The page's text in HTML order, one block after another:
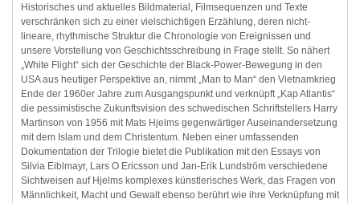
Historisches und aktuelles Bildmaterial, Filmsequenzen und Texte
verschränken sich zu einer vielschichtigen Erzählung, deren nicht-
lineare, rhythmische Struktur die Chronologie von Ereignissen und
unsere Vorstellung von Geschichtsschreibung in Frage stellt. So nähert
„White Flight“ sich der Geschichte der Black-Power-Bewegung in den
USA aus heutiger Perspektive an, nimmt „Man to Man“ den Vietnamkrieg
Ende der 1960er Jahre zum Ausgangspunkt und verknüpft „Kap Atlantis“
die pessimistische Zukunftsvision des schwedischen Schriftstellers Harry
Martinson von 1956 mit Mats Hjelms gegenwärtiger Auseinandersetzung
mit dem Islam und dem Christentum. Neben einer umfassenden
Dokumentation der Trilogie bietet die Publikation mit den Essays von
Silvia Eiblmayr, Lars O Ericsson und Jan-Erik Lundström verschiedene
Sichtweisen auf Hjelms komplexes künstlerisches Werk, das Fragen von
Männlichkeit, Macht und Gewalt ebenso berührt wie ihre Verknüpfung mit